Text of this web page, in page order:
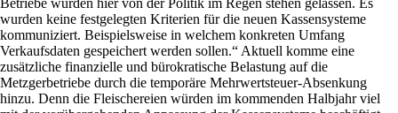
Betriebe wurden hier von der Politik im Regen stehen gelassen. Es
wurden keine festgelegten Kriterien für die neuen Kassensysteme
kommuniziert. Beispielsweise in welchem konkreten Umfang
Verkaufsdaten gespeichert werden sollen.“ Aktuell komme eine
zusätzliche finanzielle und bürokratische Belastung auf die
Metzgerbetriebe durch die temporäre Mehrwertsteuer-Absenkung
hinzu. Denn die Fleischereien würden im kommenden Halbjahr viel